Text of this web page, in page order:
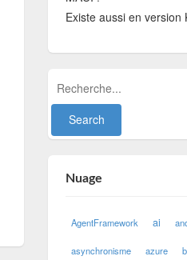
Existe aussi en version
Nuage
AgentFramework ai
asynchronisme azure